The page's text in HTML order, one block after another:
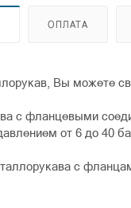
ОПЛАТА
Вы можете
с фланцевыми
от 6 до 40
с